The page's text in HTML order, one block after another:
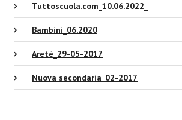
Tuttoscuola.com_10.06.2022_
Bambini_06.2020
Aretè_29-05-2017
Nuova secondaria_02-2017